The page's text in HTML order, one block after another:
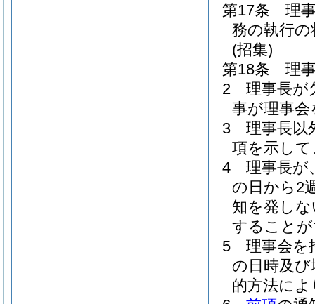
第17条
理
務の執行
(招集)
第18条
理
2
理事長が
事が理事
3
理事長以
項を示し
4
理事長が
の日から2
知を発し
すること
5
理事会を
の日時及
的方法に